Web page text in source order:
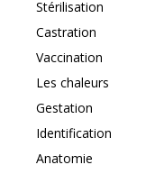
Stérilisation
Castration
Vaccination
Les chaleurs
Gestation
Identification
Anatomie